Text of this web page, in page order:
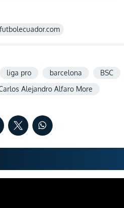
liga pro barcelona
BSC
Alejandro Alfaro More